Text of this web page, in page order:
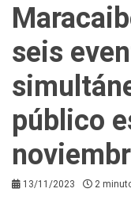
seis
público
13/11/2023 2